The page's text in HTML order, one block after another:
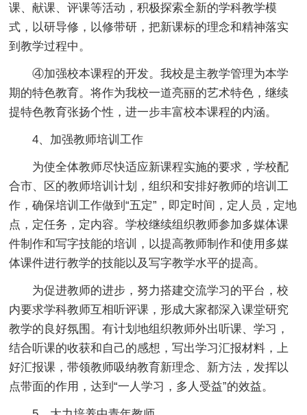
课、献课、评课等活动，积极探索全新的学科教学模
式，以研导修，以修带研，把新课标的理念和精神落实
到教学过程中。
④加强校本课程的开发。我校是主教学管理为本学
期的特色教育。将作为我校一道亮丽的艺术特色，继续
提特色教育张扬个性，进一步丰富校本课程的内涵。
4、加强教师培训工作
为使全体教师尽快适应新课程实施的要求，学校配
合市、区的教师培训计划，组织和安排好教师的培训工
作，确保培训工作做到“五定”，即定时间，定人员，定地
点，定任务，定内容。学校继续组织教师参加多媒体课
件制作和写字技能的培训，以提高教师制作和使用多媒
体课件进行教学的技能以及写字教学水平的提高。
为促进教师的进步，努力搭建交流学习的平台，校
内要求学科教师互相听评课，形成大家都深入课堂研究
教学的良好氛围。有计划地组织教师外出听课、学习，
结合听课的收获和自己的感想，写出学习汇报材料，上
好汇报课，带领教师吸纳教育新理念、新方法，发挥以
点带面的作用，达到“一人学习，多人受益”的效益。